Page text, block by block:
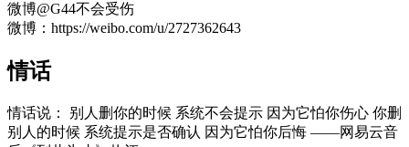
微博@G44不会受伤
微博：https://weibo.com/u/2727362643
情话
情话说： 别人删你的时候 系统不会提示 因为它怕你伤心 你删
别人的时候 系统提示是否确认 因为它怕你后悔 ——网易云音